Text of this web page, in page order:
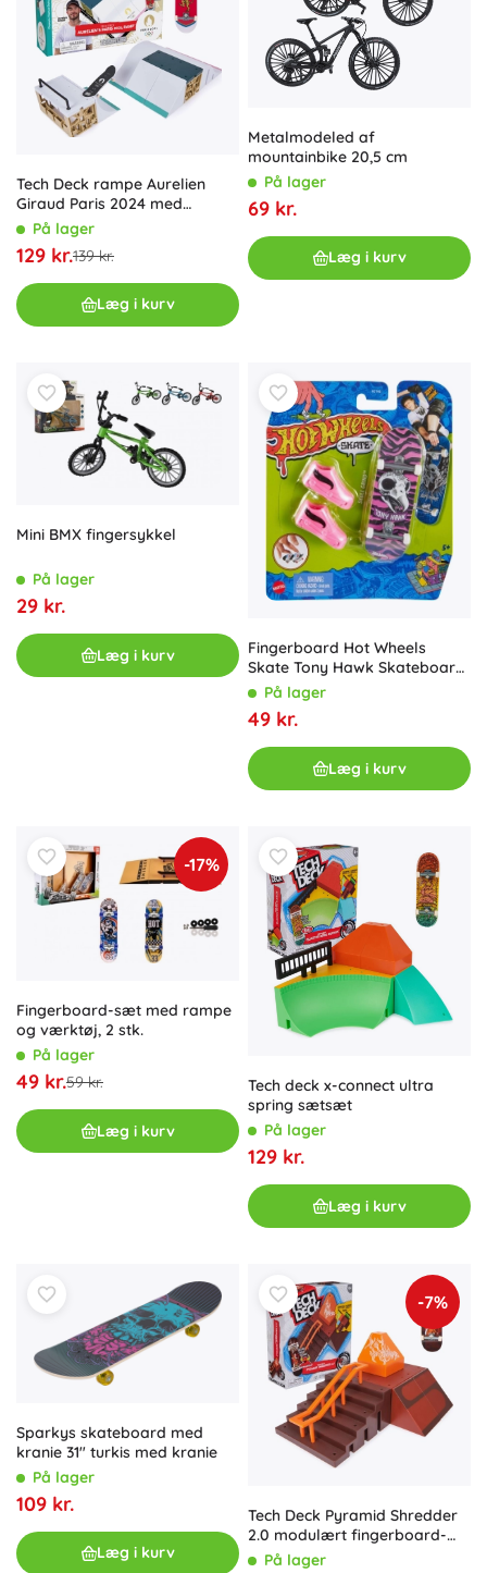
Tech Deck rampe Aurelien
Giraud Paris 2024 med
fingerboard
På lager
129 kr.139 kr.
Læg i kurv
Metalmodeled af
mountainbike 20,5 cm
På lager
69 kr.
Læg i kurv
Mini BMX fingersykkel
På lager
29 kr.
Læg i kurv
Fingerboard Hot Wheels
Skate Tony Hawk Skateboard
og sko
På lager
49 kr.
Læg i kurv
-17%
Fingerboard-sæt med rampe
og værktøj, 2 stk.
På lager
49 kr.59 kr.
Læg i kurv
Tech deck x-connect ultra
spring sætsæt
På lager
129 kr.
Læg i kurv
Sparkys skateboard med
kranie 31" turkis med kranie
På lager
109 kr.
Læg i kurv
-7%
Tech Deck Pyramid Shredder
2.0 modulært fingerboard-
skatepark med skateboard
På lager